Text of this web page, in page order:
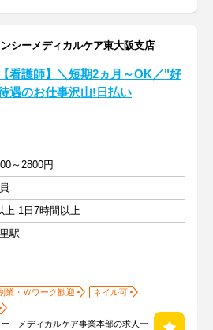
シーメディカルケア東大阪支店
【看護師】＼短期2ヵ月～OK／"好
遇のお仕事沢山!日払い
～2800円
上 1日7時間以上
駅
業・Ｗワーク歓迎
ネイル可
メディカルケア事業本部の求人一